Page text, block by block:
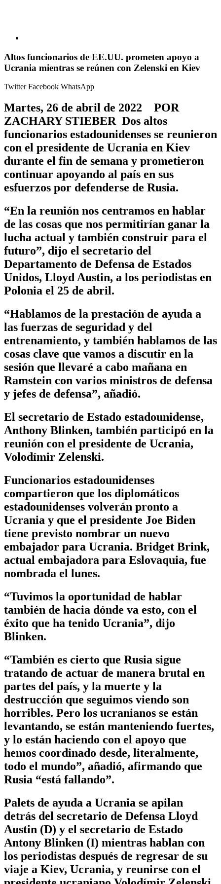
Altos funcionarios de EE.UU. prometen apoyo a
Ucrania mientras se reúnen con Zelenski en Kiev
TwitterFacebook WhatsApp
Martes, 26 de abril de 2022 POR
ZACHARY STIEBER Dos altos
funcionarios estadounidenses se reunieron
con el presidente de Ucrania en Kiev
durante el fin de semana y prometieron
continuar apoyando al país en sus
esfuerzos por defenderse de Rusia.
“En la reunión nos centramos en hablar
de las cosas que nos permitirían ganar la
lucha actual y también construir para el
futuro”, dijo el secretario del
Departamento de Defensa de Estados
Unidos, Lloyd Austin, a los periodistas en
Polonia el 25 de abril.
“Hablamos de la prestación de ayuda a
las fuerzas de seguridad y del
entrenamiento, y también hablamos de las
cosas clave que vamos a discutir en la
sesión que llevaré a cabo mañana en
Ramstein con varios ministros de defensa
y jefes de defensa”, añadió.
El secretario de Estado estadounidense,
Anthony Blinken, también participó en la
reunión con el presidente de Ucrania,
Volodímir Zelenski.
Funcionarios estadounidenses
compartieron que los diplomáticos
estadounidenses volverán pronto a
Ucrania y que el presidente Joe Biden
tiene previsto nombrar un nuevo
embajador para Ucrania. Bridget Brink,
actual embajadora para Eslovaquia, fue
nombrada el lunes.
“Tuvimos la oportunidad de hablar
también de hacia dónde va esto, con el
éxito que ha tenido Ucrania”, dijo
Blinken.
“También es cierto que Rusia sigue
tratando de actuar de manera brutal en
partes del país, y la muerte y la
destrucción que seguimos viendo son
horribles. Pero los ucranianos se están
levantando, se están manteniendo fuertes,
y lo están haciendo con el apoyo que
hemos coordinado desde, literalmente,
todo el mundo”, añadió, afirmando que
Rusia “está fallando”.
Palets de ayuda a Ucrania se apilan
detrás del secretario de Defensa Lloyd
Austin (D) y el secretario de Estado
Antony Blinken (I) mientras hablan con
los periodistas después de regresar de su
viaje a Kiev, Ucrania, y reunirse con el